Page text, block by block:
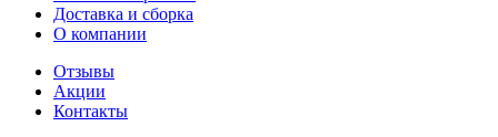
Доставка и сборка
О компании
Отзывы
Акции
Контакты